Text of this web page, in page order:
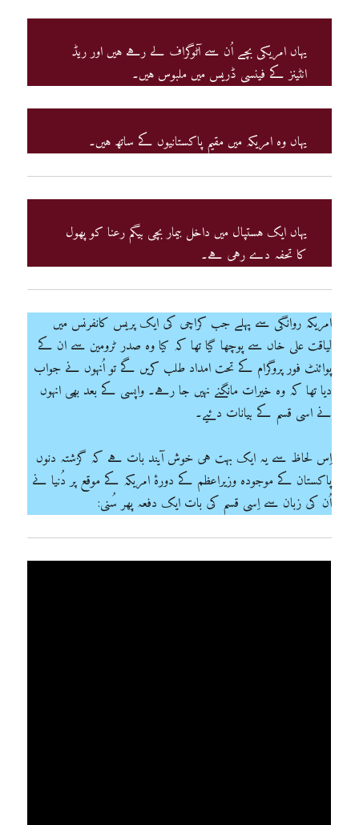
یہاں امریکی بچے اُن سے آٹوگراف لے رہے ہیں اور ریڈ
انٹینز کے فینسی ڈریس میں ملبوس ہیں۔
یہاں وہ امریکہ میں مقیم پاکستانیوں کے ساتھ ہیں۔
یہاں ایک ہستپال میں داخل بیمار بچی بیگم رعنا کو پھول
کا تحفہ دے رہی ہے۔
امریکہ روانگی سے پہلے جب کراچی کی ایک پریس کانفرنس میں
لیاقت علی خاں سے پوچھا گیا تھا کہ کیا وہ صدر ٹرومین سے ان کے
پوائنٹ فور پروگرام کے تحت امداد طلب کریں گے تو اُنہوں نے جواب
دیا تھا کہ وہ خیرات مانگنے نہیں جا رہے۔ واپسی کے بعد بھی انہوں
نے اسی قسم کے بیانات دئیے۔
اِس لحاظ سے یہ ایک بہت ہی خوش آیند بات ہے کہ گزشتہ دنوں
پاکستان کے موجودہ وزیراعظم کے دورۂ امریکہ کے موقع پر دُنیا نے
اُن کی زبان سے اِسی قسم کی بات ایک دفعہ پھر سُنی: